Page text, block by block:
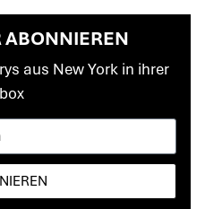
ABONNIEREN
aus New York in ihrer